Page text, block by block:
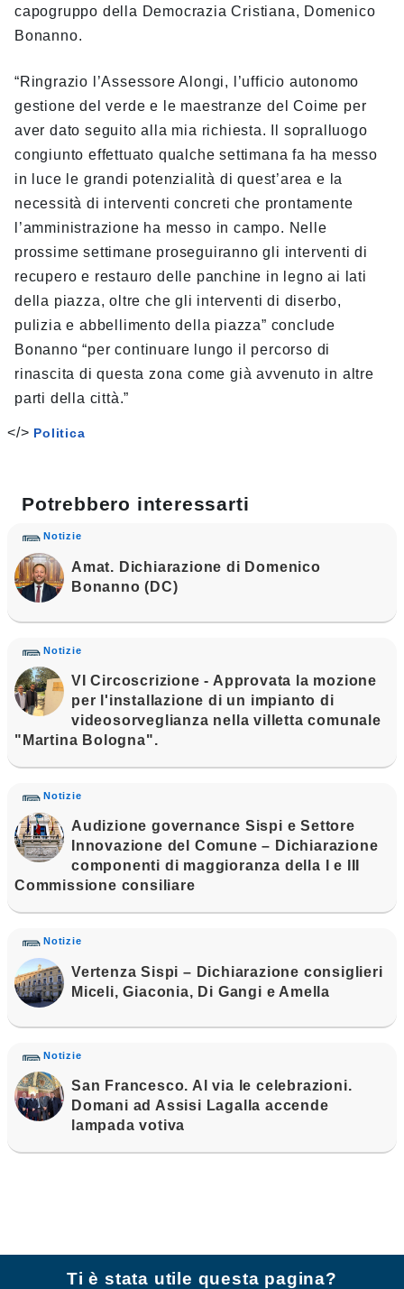
capogruppo della Democrazia Cristiana, Domenico
Bonanno.
“Ringrazio l’Assessore Alongi, l’ufficio autonomo
gestione del verde e le maestranze del Coime per
aver dato seguito alla mia richiesta. Il sopralluogo
congiunto effettuato qualche settimana fa ha messo
in luce le grandi potenzialità di quest’area e la
necessità di interventi concreti che prontamente
l’amministrazione ha messo in campo. Nelle
prossime settimane proseguiranno gli interventi di
recupero e restauro delle panchine in legno ai lati
della piazza, oltre che gli interventi di diserbo,
pulizia e abbellimento della piazza” conclude
Bonanno “per continuare lungo il percorso di
rinascita di questa zona come già avvenuto in altre
parti della città.”
</> Politica
Potrebbero interessarti
Notizie
Amat. Dichiarazione di Domenico
Bonanno (DC)
Notizie
VI Circoscrizione - Approvata la mozione
per l'installazione di un impianto di
videosorveglianza nella villetta comunale
"Martina Bologna".
Notizie
Audizione governance Sispi e Settore
Innovazione del Comune – Dichiarazione
componenti di maggioranza della I e III
Commissione consiliare
Notizie
Vertenza Sispi – Dichiarazione consiglieri
Miceli, Giaconia, Di Gangi e Amella
Notizie
San Francesco. Al via le celebrazioni.
Domani ad Assisi Lagalla accende
lampada votiva
Ti è stata utile questa pagina?